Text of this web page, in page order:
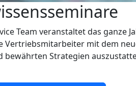
Team veranstaltet das ganze
Vertriebsmitarbeiter mit dem
bewährten Strategien